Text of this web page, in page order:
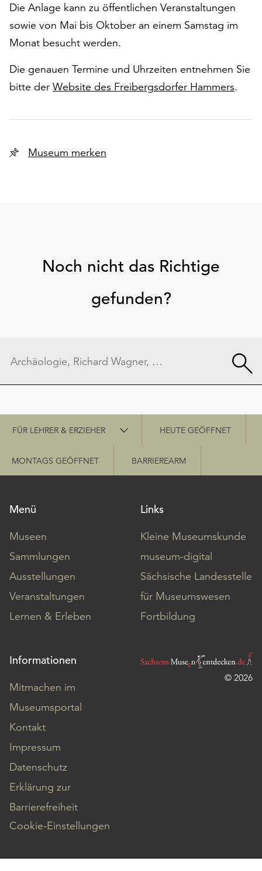
Die Anlage kann zu öffentlichen Veranstaltungen
sowie von Mai bis Oktober an einem Samstag im
Monat besucht werden.
Die genauen Termine und Uhrzeiten entnehmen Sie
bitte der Website des Freibergsdorfer Hammers.
Museum merken
Noch nicht das Richtige
gefunden?
Schnellzugriff
FÜR LEHRER & ERZIEHER HEUTE GEÖFFNET
MONTAGS GEÖFFNET BARRIEREARM
Menü
Museen
Sammlungen
Ausstellungen
Veranstaltungen
Lernen & Erleben
Links
Kleine Museumskunde
museum-digital
Sächsische Landesstelle
für Museumswesen
Fortbildung
Informationen
Mitmachen im
Museumsportal
Kontakt
Impressum
Datenschutz
Erklärung zur
Barrierefreiheit
Cookie-Einstellungen
© 2026